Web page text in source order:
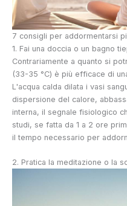
7 consigli per addormentarsi
1. Fai una doccia o un bagno
Contrariamente a quanto si
(33-35 °C) è più efficace di
L'acqua calda dilata i vasi
dispersione del calore,
interna, il segnale fisiologico
studi, se fatta da 1 a 2 ore
il tempo necessario per
2. Pratica la meditazione o la